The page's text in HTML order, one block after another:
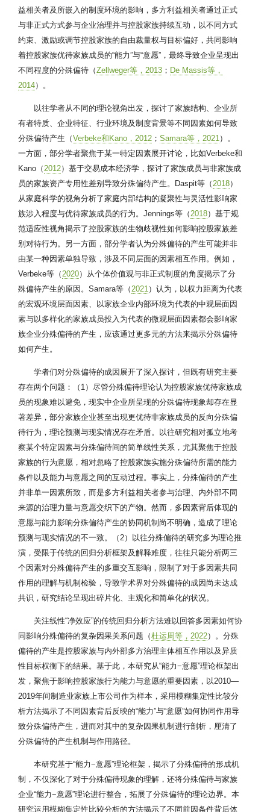
益相关者及所嵌入的制度环境的影响，多方利益相关者通过正式
与非正式方式参与企业治理并与控股家族持续互动，以不同方式
约束、激励或调节控股家族的自由裁量权与目标偏好，共同影响
着控股家族优待家族成员的“能力”与“意愿”，最终导致企业呈现出
不同程度的分殊偏待（Zellweger等，2013 ； De Massis等，
2014）。
以往学者从不同的理论视角出发，探讨了家族结构、企业所
有者特质、企业特征、行业环境及制度背景等不同因素如何导致
分殊偏待产生（Verbeke和Kano，2012 ；Samara等，2021 ）。
一方面，部分学者聚焦于某一特定因素展开讨论，比如Verbeke和
Kano（ 2012）基于交易成本经济学，探讨了家族成员与非家族成
员的家族资产专用性差别导致分殊偏待产生。Daspit等（ 2018）
从家庭科学的视角分析了家庭内部结构的凝聚性与灵活性影响家
族涉入程度与优待家族成员的行为。Jennings等（ 2018）基于规
范适应性视角揭示了控股家族的生物歧视性如何影响控股家族差
别对待行为。另一方面，部分学者认为分殊偏待的产生可能并非
由某一种因素单独导致，涉及不同层面的因素相互作用。例如，
Verbeke等（ 2020）从个体价值观与非正式制度的角度揭示了分
殊偏待产生的原因。Samara等（ 2021 ）认为，以权力距离为代表
的宏观环境层面因素、以家族企业内部环境为代表的中观层面因
素与以多样化的家族成员投入为代表的微观层面因素都会影响家
族企业分殊偏待的产生，应该通过更多元的方法来揭示分殊偏待
如何产生。
学者们对分殊偏待的成因展开了深入探讨，但既有研究主要
存在两个问题：（1）尽管分殊偏待理论认为控股家族优待家族成
员的现象难以避免，现实中企业所呈现的分殊偏待现象却存在显
著差异，部分家族企业甚至出现更优待非家族成员的反向分殊偏
待行为，理论预测与现实情况存在矛盾。以往研究相对孤立地考
察某个特定因素与分殊偏待间的简单线性关系，尤其聚焦于控股
家族的行为意愿，相对忽略了控股家族实施分殊偏待所需的能力
条件以及能力与意愿之间的互动过程。事实上，分殊偏待的产生
并非单一因素所致，而是多方利益相关者参与治理、内外部不同
来源的治理力量与意愿交织下的产物。然而，多因素背后体现的
意愿与能力影响分殊偏待产生的协同机制尚不明确，造成了理论
预测与现实情况的不一致。（2）以往分殊偏待的研究多为理论推
演，受限于传统的回归分析框架及解释难度，往往只能分析两三
个因素对分殊偏待产生的多重交互影响，限制了对于多因素共同
作用的理解与机制检验，导致学术界对分殊偏待的成因尚未达成
共识，研究结论呈现出碎片化、主观化和简单化的状况。
关注线性“净效应”的传统回归分析方法难以回答多因素如何协
同影响分殊偏待的复杂因果关系问题（杜运周等，2022）。分殊
偏待的产生是控股家族与内外部多方治理主体相互作用以及异质
性目标权衡下的结果。基于此，本研究从“能力−意愿”理论框架出
发，聚焦于影响控股家族行为能力与意愿的重要因素，以2010—
2019年间制造业家族上市公司作为样本，采用模糊集定性比较分
析方法揭示了不同因素背后反映的“能力”与“意愿”如何协同作用导
致分殊偏待产生，进而对其中的复杂因果机制进行剖析，厘清了
分殊偏待的产生机制与作用路径。
本研究基于“能力−意愿”理论框架，揭示了分殊偏待的形成机
制，不仅深化了对于分殊偏待现象的理解，还将分殊偏待与家族
企业“能力−意愿”理论进行整合，拓展了分殊偏待的理论边界。本
研究运用模糊集定性比较分析的方法揭示了不同前因条件背后体